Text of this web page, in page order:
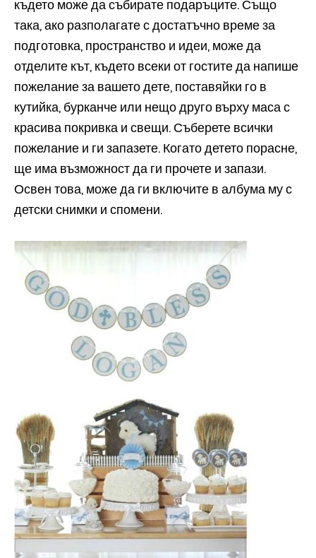
където може да събирате подаръците. Също
така, ако разполагате с достатъчно време за
подготовка, пространство и идеи, може да
отделите кът, където всеки от гостите да напише
пожелание за вашето дете, поставяйки го в
кутийка, бурканче или нещо друго върху маса с
красива покривка и свещи. Съберете всички
пожелание и ги запазете. Когато детето порасне,
ще има възможност да ги прочете и запази.
Освен това, може да ги включите в албума му с
детски снимки и спомени.